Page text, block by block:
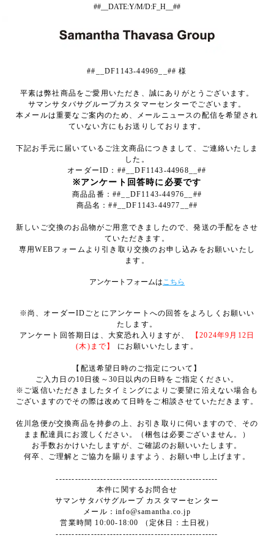
##__DATE:Y/M/D:F_H__##
##__DF1143-44969__## 様
平素は弊社商品をご愛用いただき、誠にありがとうございます。
サマンサタバサグループカスタマーセンターでございます。
本メールは重要なご案内のため、メールニュースの配信を希望され
ていない方にもお送りしております。
下記お手元に届いているご注文商品につきまして、ご連絡いたしま
した。
オーダーID：##__DF1143-44968__##
※アンケート回答時に必要です
商品品番：##__DF1143-44976__##
商品名：##__DF1143-44977__##
新しいご交換のお品物がご用意できましたので、発送の手配をさせ
ていただきます。
専用WEBフォームより引き取り交換のお申し込みをお願いいたし
ます。
アンケートフォームはこちら
※尚、オーダーIDごとにアンケートへの回答をよろしくお願いい
たします。
アンケート回答期日は、大変恐れ入りますが、
【2024年9月12日
(木)まで】
にお願いいたします。
【配送希望日時のご指定について】
ご入力日の10日後～30日以内の日時をご指定ください。
※ご返信いただきましたタイミングによりご要望に沿えない場合も
ございますのでその際は改めて日時をご相談させていただきます。
佐川急便が交換商品を持参の上、お引き取りに伺いますので、その
まま配達員にお渡しください。（梱包は必要ございません。）
お手数おかけいたしますが、ご確認のお願いいたします。
何卒、ご理解とご協力を賜りますよう、お願い申し上げます。
---------------------------------------------------
本件に関するお問合せ
サマンサタバサグループ カスタマーセンター
メール：info@samantha.co.jp
営業時間 10:00-18:00 （定休日：土日祝）
---------------------------------------------------